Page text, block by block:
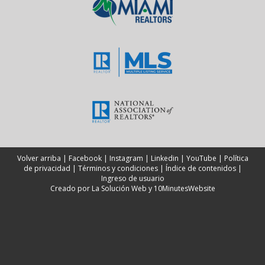
Volver arriba | Facebook| Instagram | Linkedin | YouTube | Política
de privacidad | Términos y condiciones| Índice de contenidos|
Ingreso de usuario
Creado por La Solución Web y 10MinutesWebsite